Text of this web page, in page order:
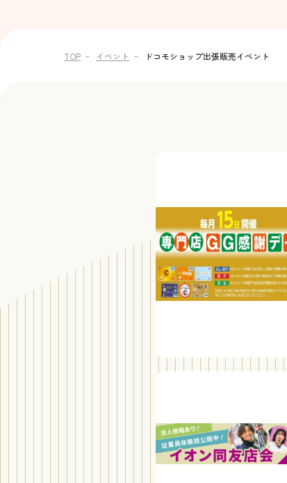
TOP イベント ドコモショップ出張販売イベント